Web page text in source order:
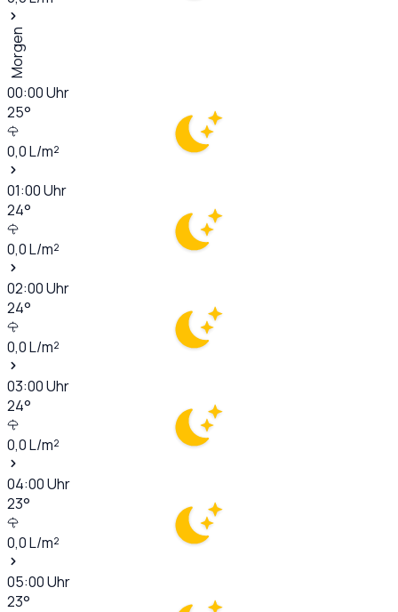
Morgen
00:00Uhr
25°
0,0L/m²
01:00Uhr
24°
0,0L/m²
02:00Uhr
24°
0,0L/m²
03:00Uhr
24°
0,0L/m²
04:00Uhr
23°
0,0L/m²
05:00Uhr
23°